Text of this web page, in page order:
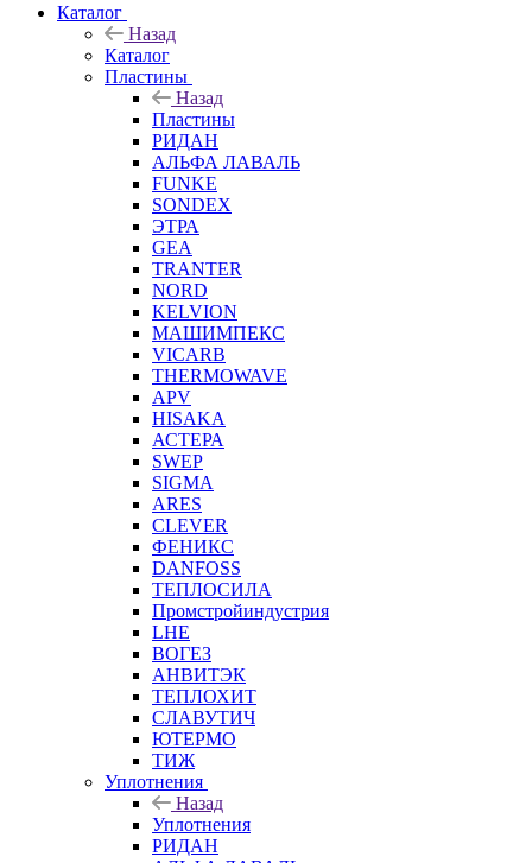
Каталог
Назад
Каталог
Пластины
Назад
Пластины
РИДАН
АЛЬФА ЛАВАЛЬ
FUNKE
SONDEX
ЭТРА
GEA
TRANTER
NORD
KELVION
МАШИМПЕКС
VICARB
THERMOWAVE
APV
HISAKA
АСТЕРА
SWEP
SIGMA
ARES
CLEVER
ФЕНИКС
DANFOSS
ТЕПЛОСИЛА
Промстройиндустрия
LHE
ВОГЕЗ
АНВИТЭК
ТЕПЛОХИТ
СЛАВУТИЧ
ЮТЕРМО
ТИЖ
Уплотнения
Назад
Уплотнения
РИДАН